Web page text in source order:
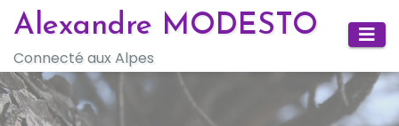
Skip
content
Alexandre MODESTO
Connecté aux Alpes